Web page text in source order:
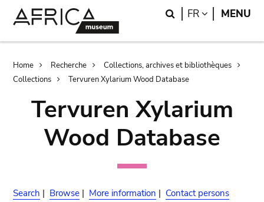
Search
FR LANGUAGE
MENU
Breadcrumb
Home Recherche
Collections, archives et bibliothèques
Collections
Tervuren Xylarium Wood Database
Tervuren Xylarium
Wood Database
Search | Browse | More information | Contact persons